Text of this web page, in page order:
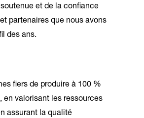
et de la confiance
partenaires que nous avons
des ans.
fiers de produire à 100 %
en valorisant les ressources
assurant la qualité